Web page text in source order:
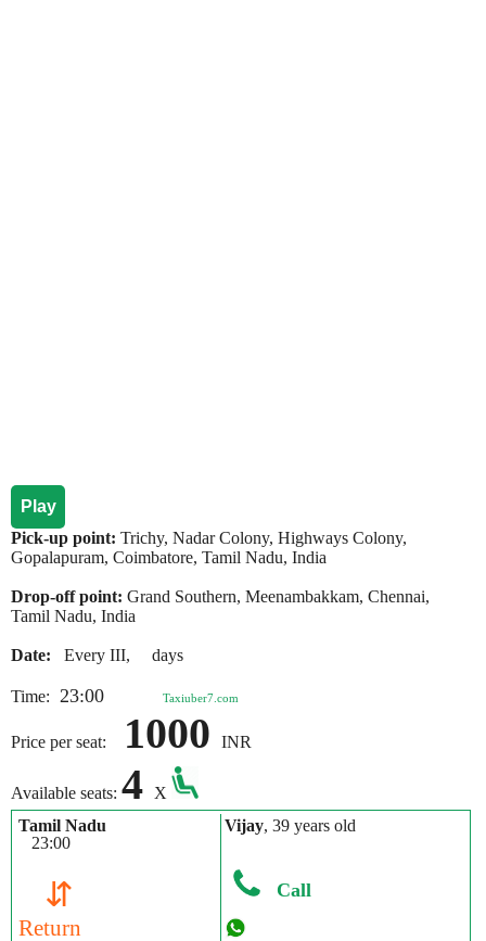
Play
Pick-up point: Trichy, Nadar Colony, Highways Colony,
Gopalapuram, Coimbatore, Tamil Nadu, India
Drop-off point: Grand Southern, Meenambakkam, Chennai,
Tamil Nadu, India
Date: Every III, days
Time: 23:00 Taxiuber7.com
Price per seat: 1000 INR
Available seats: 4
X
Tamil Nadu
23:00
⇵
Return
Vijay, 39 years old
Call